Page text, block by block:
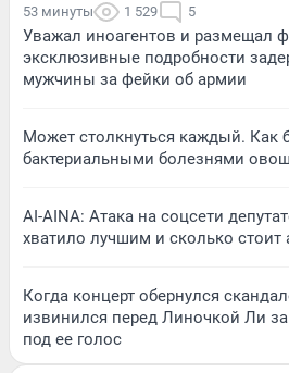
53 минуты 1 529 5
Уважал иноагентов и размещал
эксклюзивные подробности
мужчины за фейки об армии
Может столкнуться каждый. Как
бактериальными болезнями
AI-AINA: Атака на соцсети
хватило лучшим и сколько стоит
Когда концерт обернулся
извинился перед Линочкой Ли
под ее голос